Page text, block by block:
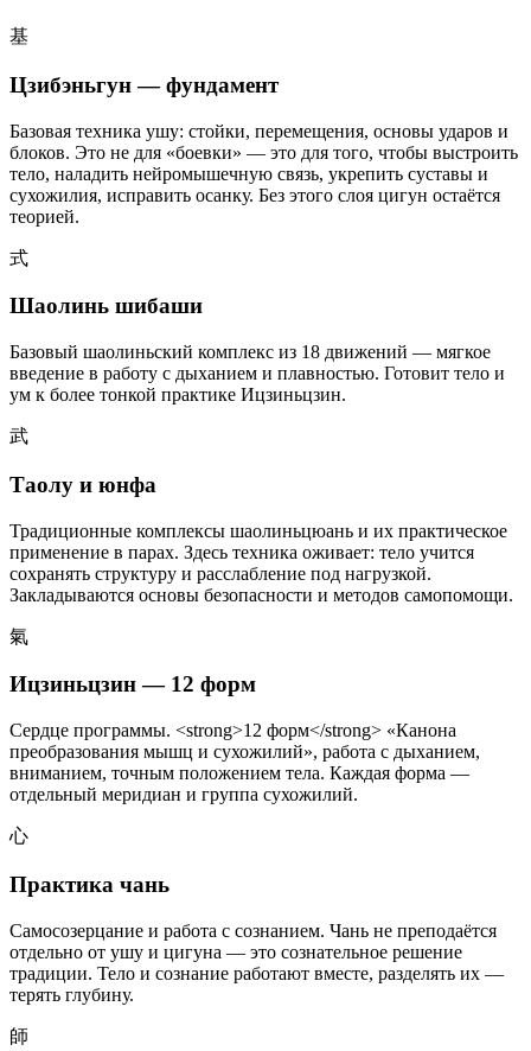
基
Цзибэньгун — фундамент
Базовая техника ушу: стойки, перемещения, основы ударов и
блоков. Это не для «боевки» — это для того, чтобы выстроить
тело, наладить нейромышечную связь, укрепить суставы и
сухожилия, исправить осанку. Без этого слоя цигун остаётся
теорией.
式
Шаолинь шибаши
Базовый шаолиньский комплекс из 18 движений — мягкое
введение в работу с дыханием и плавностью. Готовит тело и
ум к более тонкой практике Ицзиньцзин.
武
Таолу и юнфа
Традиционные комплексы шаолиньцюань и их практическое
применение в парах. Здесь техника оживает: тело учится
сохранять структуру и расслабление под нагрузкой.
Закладываются основы безопасности и методов самопомощи.
氣
Ицзиньцзин — 12 форм
Сердце программы. <strong>12 форм</strong> «Канона
преобразования мышц и сухожилий», работа с дыханием,
вниманием, точным положением тела. Каждая форма —
отдельный меридиан и группа сухожилий.
心
Практика чань
Самосозерцание и работа с сознанием. Чань не преподаётся
отдельно от ушу и цигуна — это сознательное решение
традиции. Тело и сознание работают вместе, разделять их —
терять глубину.
師